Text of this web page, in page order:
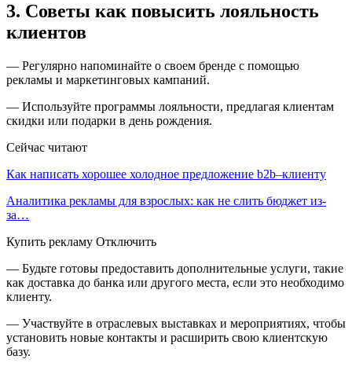
3. Советы как повысить лояльность
клиентов
— Регулярно напоминайте о своем бренде с помощью
рекламы и маркетинговых кампаний.
— Используйте программы лояльности, предлагая клиентам
скидки или подарки в день рождения.
Сейчас читают
Как написать хорошее холодное предложение b2b–клиенту
Аналитика рекламы для взрослых: как не слить бюджет из-
за…
Купить рекламу Отключить
— Будьте готовы предоставить дополнительные услуги, такие
как доставка до банка или другого места, если это необходимо
клиенту.
— Участвуйте в отраслевых выставках и мероприятиях, чтобы
установить новые контакты и расширить свою клиентскую
базу.